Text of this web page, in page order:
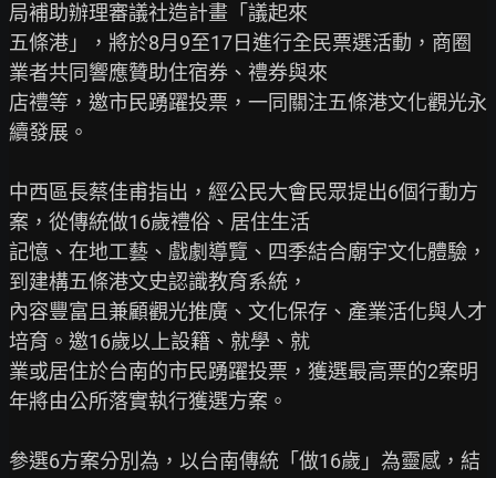
局補助辦理審議社造計畫「議起來
五條港」，將於8月9至17日進行全民票選活動，商圈
業者共同響應贊助住宿券、禮券與來
店禮等，邀市民踴躍投票，一同關注五條港文化觀光永
續發展。
中西區長蔡佳甫指出，經公民大會民眾提出6個行動方
案，從傳統做16歲禮俗、居住生活
記憶、在地工藝、戲劇導覽、四季結合廟宇文化體驗，
到建構五條港文史認識教育系統，
內容豐富且兼顧觀光推廣、文化保存、產業活化與人才
培育。邀16歲以上設籍、就學、就
業或居住於台南的市民踴躍投票，獲選最高票的2案明
年將由公所落實執行獲選方案。
參選6方案分別為，以台南傳統「做16歲」為靈感，結